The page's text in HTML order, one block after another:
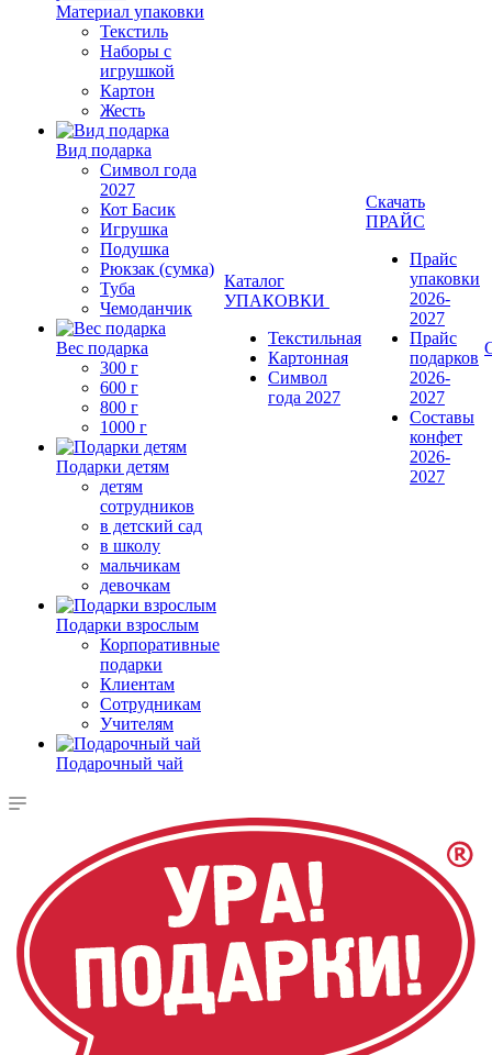
Материал упаковки
Текстиль
Наборы с
игрушкой
Картон
Жесть
Вид подарка
Символ года
2027
Кот Басик
Игрушка
Подушка
Рюкзак (сумка)
Туба
Чемоданчик
Вес подарка
300 г
600 г
800 г
1000 г
Подарки детям
детям
сотрудников
в детский сад
в школу
мальчикам
девочкам
Подарки взрослым
Корпоративные
подарки
Клиентам
Сотрудникам
Учителям
Подарочный чай
Каталог
УПАКОВКИ
Текстильная
Картонная
Символ
года 2027
Скачать
ПРАЙС
Прайс
упаковки
2026-
2027
Прайс
подарков
2026-
2027
Составы
конфет
2026-
2027